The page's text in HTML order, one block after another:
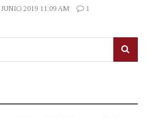
2019 11:09 AM
1